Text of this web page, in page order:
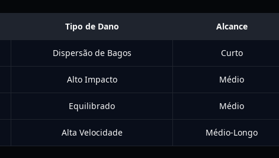
Tipo de Dano Alcance
Dispersão de Bagos Curto
Alto Impacto Médio
Equilibrado Médio
Alta Velocidade Médio-Longo